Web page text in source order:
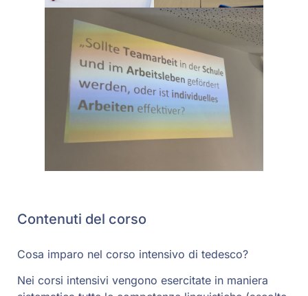
Contenuti del corso
Cosa imparo nel corso intensivo di tedesco?
Nei corsi intensivi vengono esercitate in maniera